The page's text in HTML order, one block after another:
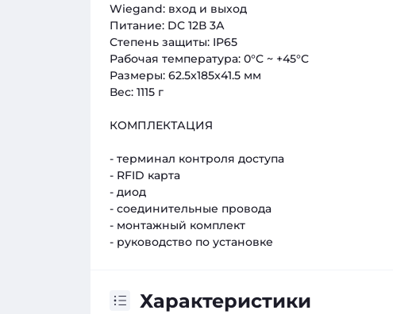
Wiegand: вход и выход
Питание: DC 12В 3А
Степень защиты: IP65
Рабочая температура: 0°C ~ +45°C
Размеры: 62.5x185x41.5 мм
Вес: 1115 г
КОМПЛЕКТАЦИЯ
- терминал контроля доступа
- RFID карта
- диод
- соединительные провода
- монтажный комплект
- руководство по установке
Характеристики